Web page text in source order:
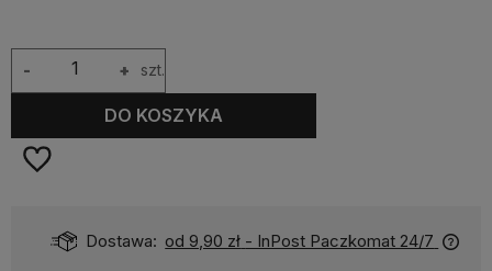
+
- szt.
DO KOSZYKA
Dostawa: od 9,90 zł - InPost Paczkomat 24/7